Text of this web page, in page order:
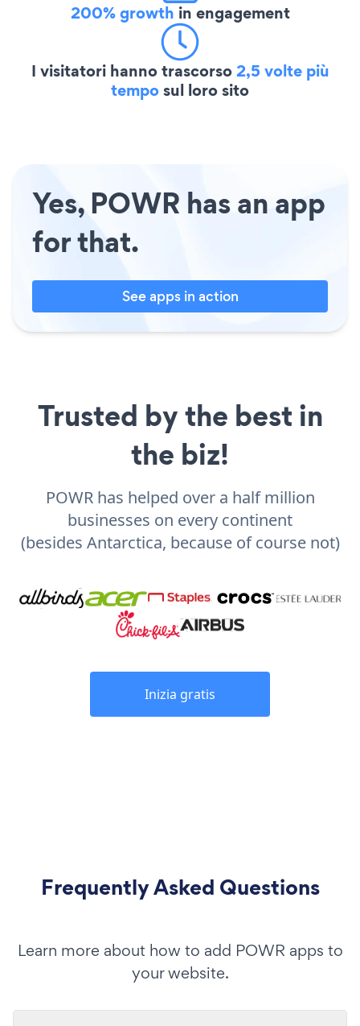
200% growth in engagement
I visitatori hanno trascorso2,5 volte più
temposul loro sito
Yes, POWR has an app
for that.
See apps in action
Trusted by the best in
the biz!
POWR has helped over a half million
businesses on every continent
(besides Antarctica, because of course not)
Inizia gratis
Frequently Asked Questions
Learn more about how to add POWR apps to
your website.